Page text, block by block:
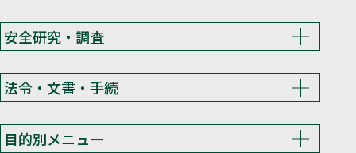
安全研究・調査
法令・文書・手続
目的別メニュー